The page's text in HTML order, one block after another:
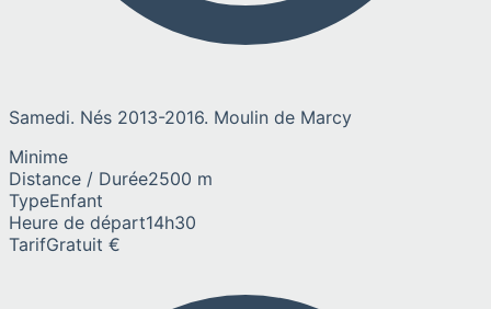
Samedi. Nés 2013-2016. Moulin de Marcy
Minime
Distance / Durée2500 m
TypeEnfant
Heure de départ14h30
TarifGratuit €